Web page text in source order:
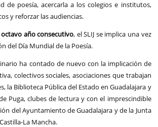
de poesía, acercarla a los colegios e institutos,
y reforzar las audiencias.
año consecutivo, el SLIJ se implica una vez
del Día Mundial de la Poesía.
ha contado de nuevo con la implicación de
colectivos sociales, asociaciones que trabajan
la Biblioteca Pública del Estado en Guadalajara y
Puga, clubes de lectura y con el imprescindible
del Ayuntamiento de Guadalajara y de la Junta
La Mancha.